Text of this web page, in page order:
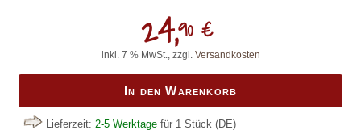
24,90 €
inkl. 7 % MwSt., zzgl. Versandkosten
In den Warenkorb
Lieferzeit: 2-5 Werktage für 1 Stück (DE)